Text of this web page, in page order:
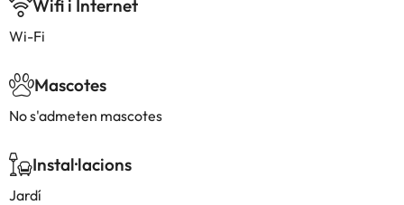
Wifi i Internet
Wi-Fi
Mascotes
No s'admeten mascotes
Instal·lacions
Jardí